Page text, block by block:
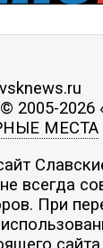
2005-2026
МЕСТА
всегда
При